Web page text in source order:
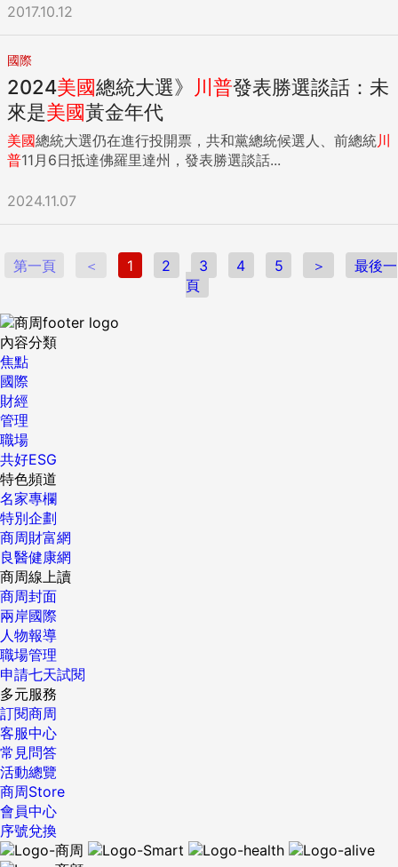
2017.10.12
國際
2024美國總統大選》 川普發表勝選談話：未
來是美國黃金年代
美國總統大選仍在進行投開票，共和黨總統候選人、前總統川
普11月6日抵達佛羅里達州，發表勝選談話...
2024.11.07
第一頁 ＜ 1 2 3 4 5 ＞
最後一
頁
內容分類
焦點
國際
財經
管理
職場
共好ESG
特色頻道
名家專欄
特別企劃
商周財富網
良醫健康網
商周線上讀
商周封面
兩岸國際
人物報導
職場管理
申請七天試閱
多元服務
訂閱商周
客服中心
常見問答
活動總覽
商周Store
會員中心
序號兌換